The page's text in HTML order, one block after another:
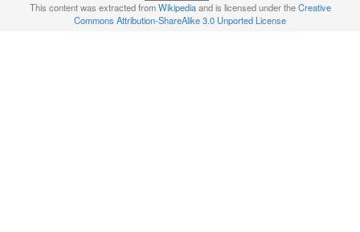
This content was extracted fromWikipediaand is licensed under theCreative
Commons Attribution-ShareAlike 3.0 Unported License